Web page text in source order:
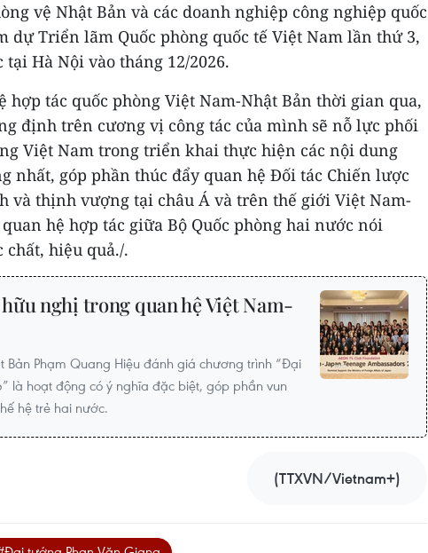
vệ Nhật Bản và các doanh nghiệp công nghiệp quốc
dự Triển lãm Quốc phòng quốc tế Việt Nam lần thứ 3,
Hà Nội vào tháng 12/2026.
hợp tác quốc phòng Việt Nam-Nhật Bản thời gian qua,
định trên cương vị công tác của mình sẽ nỗ lực phối
Việt Nam trong triển khai thực hiện các nội dung
nhất, góp phần thúc đẩy quan hệ Đối tác Chiến lược
và thịnh vượng tại châu Á và trên thế giới Việt Nam-
hệ hợp tác giữa Bộ Quốc phòng hai nước nói
hiệu quả./.
nghị trong quan hệ Việt Nam-
Bản Phạm Quang Hiệu đánh giá chương trình “Đại
là hoạt động có ý nghĩa đặc biệt, góp phần vun
hệ trẻ hai nước.
(TTXVN/Vietnam+)